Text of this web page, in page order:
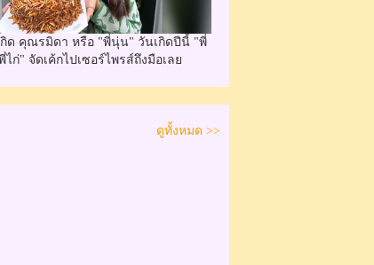
ด คุณรมิดา หรือ "พี่นุ่น" วันเกิดปีนี้ "พี่
ไก่" จัดเค้กไปเซอร์ไพรส์ถึงมือเลย
ดูทั้งหมด >>